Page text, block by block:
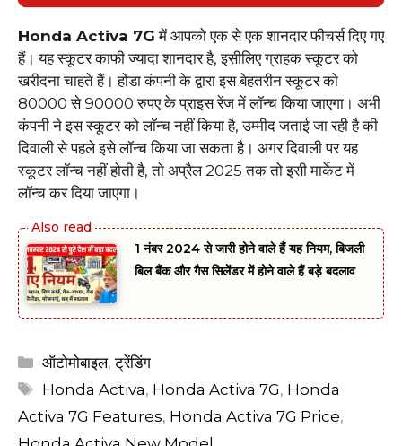
Honda Activa 7G में आपको एक से एक शानदार फीचर्स दिए गए
हैं। यह स्कूटर काफी ज्यादा शानदार है, इसीलिए ग्राहक स्कूटर को
खरीदना चाहते हैं। होंडा कंपनी के द्वारा इस बेहतरीन स्कूटर को
₹80000 से 90000 रुपए के प्राइस रेंज में लॉन्च किया जाएगा। अभी
कंपनी ने इस स्कूटर को लॉन्च नहीं किया है, उम्मीद जताई जा रही है की
दिवाली से पहले इसे लॉन्च किया जा सकता है। अगर दिवाली पर यह
स्कूटर लॉन्च नहीं होती है, तो अप्रैल 2025 तक तो इसी मार्केट में
लॉन्च कर दिया जाएगा।
1 नंबर 2024 से जारी होने वाले हैं यह नियम, बिजली
बिल बैंक और गैस सिलेंडर में होने वाले हैं बड़े बदलाव
Categories
ऑटोमोबाइल,ट्रेंडिंग
Tags
Honda Activa, Honda Activa 7G, Honda
Activa 7G Features, Honda Activa 7G Price,